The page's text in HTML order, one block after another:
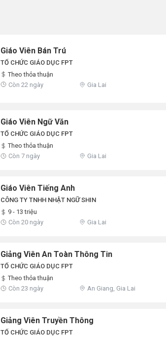
Giáo Viên Bán Trú
TỔ CHỨC GIÁO DỤC FPT
Theo thỏa thuận
Còn 22 ngày
Gia Lai
Giáo Viên Ngữ Văn
TỔ CHỨC GIÁO DỤC FPT
Theo thỏa thuận
Còn 7 ngày
Gia Lai
Giáo Viên Tiếng Anh
CÔNG TY TNHH NHẬT NGỮ SHIN
9 - 13 triệu
Còn 20 ngày
Gia Lai
Giảng Viên An Toàn Thông Tin
TỔ CHỨC GIÁO DỤC FPT
Theo thỏa thuận
Còn 23 ngày
An Giang, Gia Lai
Giảng Viên Truyền Thông
TỔ CHỨC GIÁO DỤC FPT